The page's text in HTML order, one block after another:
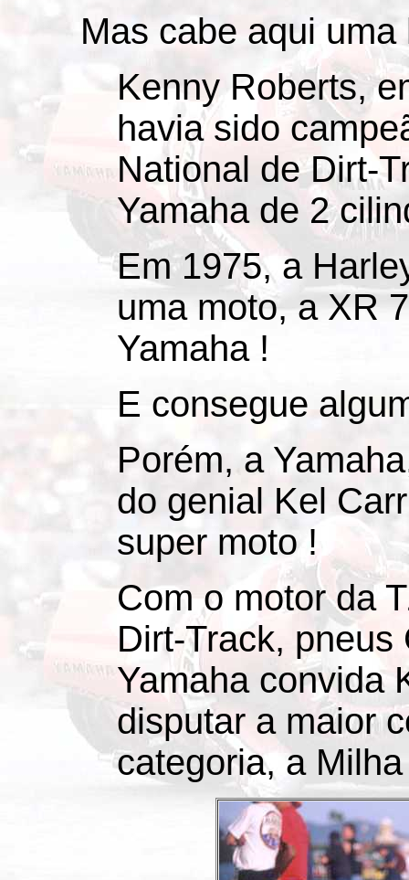
Mas cabe aqui uma
Kenny Roberts,
havia sido
National de Dirt-
Yamaha de 2
Em 1975, a
uma moto, a XR
Yamaha !
E consegue
Porém, a
do genial Kel
super moto !
Com o motor da
Dirt-Track, pneus
Yamaha convida
disputar a maior
categoria, a